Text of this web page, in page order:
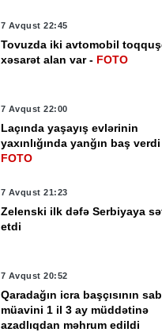
7 Avqust 22:45
Tovuzda iki avtomobil
xəsarət alan var - FOTO
7 Avqust 22:00
Laçında yaşayış evlərinin
yaxınlığında yanğın baş
FOTO
7 Avqust 21:23
Zelenski ilk dəfə Serbiyaya
etdi
7 Avqust 20:52
Qaradağın icra başçısının
müavini 1 il 3 ay müddətinə
azadlıqdan məhrum edildi